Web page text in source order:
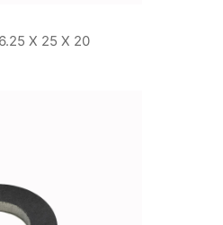
X 25 X 20